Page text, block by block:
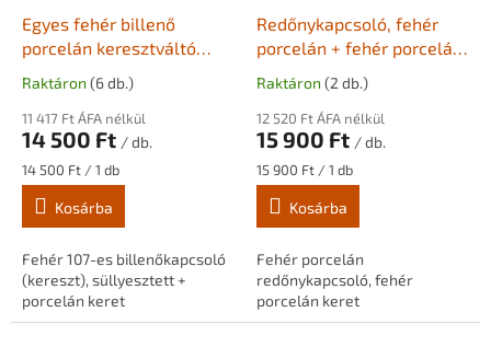
Egyes fehér billenő
porcelán keresztváltó
kapcsoló, fehér kerettel
Raktáron (6 db.)
11 417 Ft ÁFA nélkül
14 500 Ft / db.
Egységár:
14 500 Ft / 1 db
Kosárba
Fehér 107-es billenőkapcsoló
(kereszt), süllyesztett +
porcelán keret
Redőnykapcsoló, fehér
porcelán + fehér porcelán
keret - BONOLO
Raktáron (2 db.)
12 520 Ft ÁFA nélkül
15 900 Ft / db.
Egységár:
15 900 Ft / 1 db
Kosárba
Fehér porcelán
redőnykapcsoló, fehér
porcelán keret